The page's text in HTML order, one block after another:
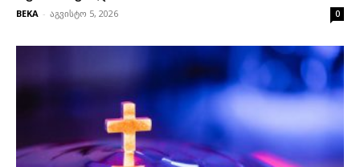
BEKA - აგვისტო 5, 2026 0